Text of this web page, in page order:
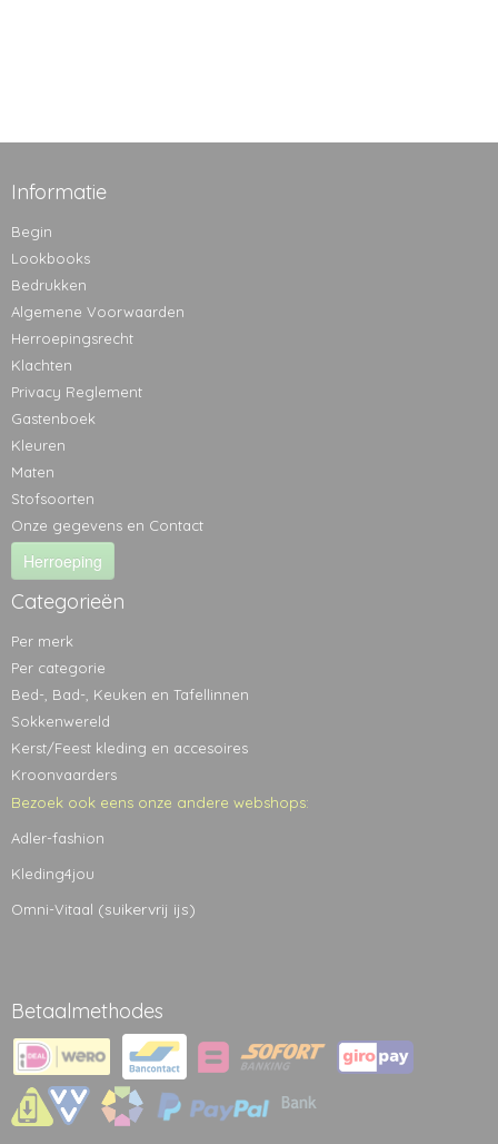
Informatie
Begin
Lookbooks
Bedrukken
Algemene Voorwaarden
Herroepingsrecht
Klachten
Privacy Reglement
Gastenboek
Kleuren
Maten
Stofsoorten
Onze gegevens en Contact
Herroeping
Categorieën
Per merk
Per categorie
Bed-, Bad-, Keuken en Tafellinnen
Sokkenwereld
Kerst/Feest kleding en accesoires
Kroonvaarders
Bezoek ook eens onze andere webshops:
Adler-fashion
Kleding4jou
Omni-Vitaal (suikervrij ijs)
Betaalmethodes